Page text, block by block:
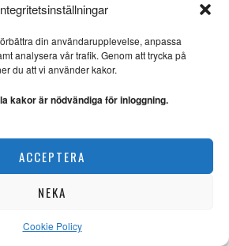
din användarupplevelse, anpassa
analysera vår trafik. Genom att trycka på
du att vi använder kakor.
kakor är nödvändiga för inloggning.
ACCEPTERA
NEKA
Cookie Policy